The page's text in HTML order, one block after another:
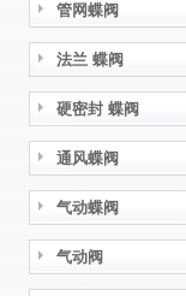
管网蝶阀
法兰 蝶阀
硬密封 蝶阀
通风蝶阀
气动蝶阀
气动阀